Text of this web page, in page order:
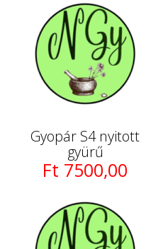
Gyopár S4 nyitott
gyürű
Ft 7500,00